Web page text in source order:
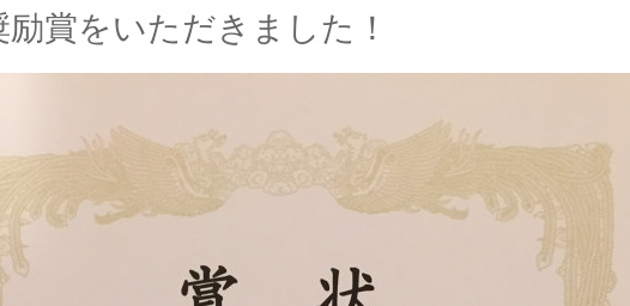
賞をいただきました！